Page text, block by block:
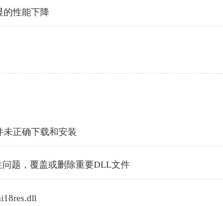
的性能下降
未正确下载和安装
问题，覆盖或删除重要DLL文件